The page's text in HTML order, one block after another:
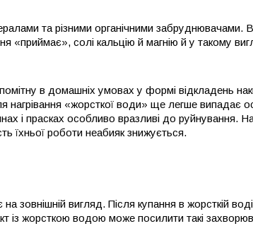
та різними органічними забруднювачами.
«приймає», солі кальцію й магнію й у такому
в домашніх умовах у формі відкладень
нагрівання «жорсткої води» ще легше випадає
і прасках особливо вразливі до руйнування.
їхньої роботи неабияк знижується.
зовнішній вигляд. Після купання в жорсткій
із жорсткою водою може посилити такі